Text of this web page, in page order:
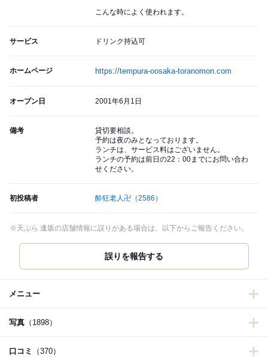
こんな時によく使われます。
サービス ドリンク持込可
ホームページ https://tempura-oosaka-toranomon.com
オープン日 2001年6月1日
備考
貸切要相談。
予約は夜のみとなっております。
ランチは、サービス料はございません。
ランチの予約は前日の22：00までにお問い合わ
せください。
初投稿者 酔狂老人卍 （2586）
※天ぷら 逢坂の店舗情報に誤りがある場合は、以下からご報告ください。
誤りを報告する
メニュー
写真 （1898）
口コミ （370）